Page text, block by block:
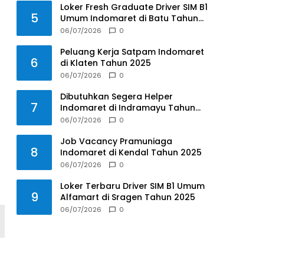
5
Loker Fresh Graduate Driver SIM B1
Umum Indomaret di Batu Tahun
2025
06/07/2026 0
6
Peluang Kerja Satpam Indomaret
di Klaten Tahun 2025
06/07/2026 0
7
Dibutuhkan Segera Helper
Indomaret di Indramayu Tahun
2025
06/07/2026 0
8
Job Vacancy Pramuniaga
Indomaret di Kendal Tahun 2025
06/07/2026 0
9
Loker Terbaru Driver SIM B1 Umum
Alfamart di Sragen Tahun 2025
06/07/2026 0